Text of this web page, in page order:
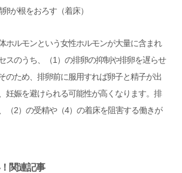
が根をおろす（着床）
ホルモンという女性ホルモンが大量に含まれ
スのうち、（1）の排卵の抑制や排卵を遅らせ
のため、排卵前に服用すれば卵子と精子が出
妊娠を避けられる可能性が高くなります。排
（2）の受精や（4）の着床を阻害する働きが
関連記事